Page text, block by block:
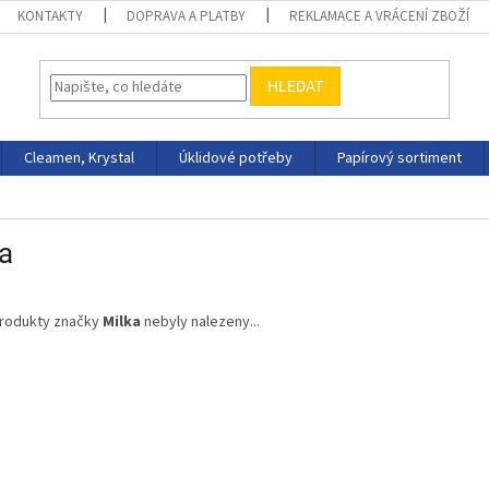
KONTAKTY DOPRAVA A PLATBY REKLAMACE A VRÁCENÍ ZBOŽÍ
HLEDAT
Cleamen, Krystal Úklidové potřeby Papírový sortiment
značky Milka nebyly nalezeny...